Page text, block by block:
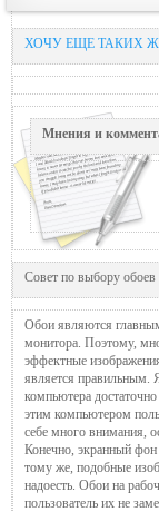
ХОЧУ ЕЩЕ ТАКИХ
Мнения и
Совет по выбору обоев
Обои являются
монитора. Поэтому,
эффектные
является правильным.
компьютера
этим компьютером
себе много внимания,
Конечно, экранный фон
тому же, подобные
надоесть. Обои на
пользователь их не